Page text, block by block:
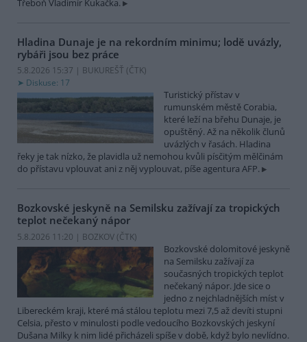
Třeboň Vladimír Kukačka.
Hladina Dunaje je na rekordním minimu; lodě uvázly,
rybáři jsou bez práce
5.8.2026 15:37 | BUKUREŠŤ (ČTK)
Diskuse: 17
Turistický přístav v
rumunském městě Corabia,
které leží na břehu Dunaje, je
opuštěný. Až na několik člunů
uvázlých v řasách. Hladina
řeky je tak nízko, že plavidla už nemohou kvůli písčitým mělčinám
do přístavu vplouvat ani z něj vyplouvat, píše agentura AFP.
Bozkovské jeskyně na Semilsku zažívají za tropických
teplot nečekaný nápor
5.8.2026 11:20 | BOZKOV (ČTK)
Bozkovské dolomitové jeskyně
na Semilsku zažívají za
současných tropických teplot
nečekaný nápor. Jde sice o
jedno z nejchladnějších míst v
Libereckém kraji, které má stálou teplotu mezi 7,5 až devíti stupni
Celsia, přesto v minulosti podle vedoucího Bozkovských jeskyní
Dušana Milky k nim lidé přicházeli spíše v době, když bylo nevlídno.